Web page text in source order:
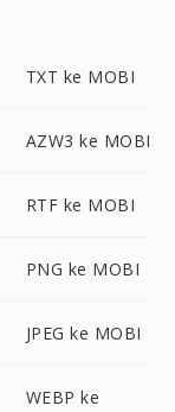
TXT ke MOBI
AZW3 ke MOBI
RTF ke MOBI
PNG ke MOBI
JPEG ke MOBI
WEBP ke